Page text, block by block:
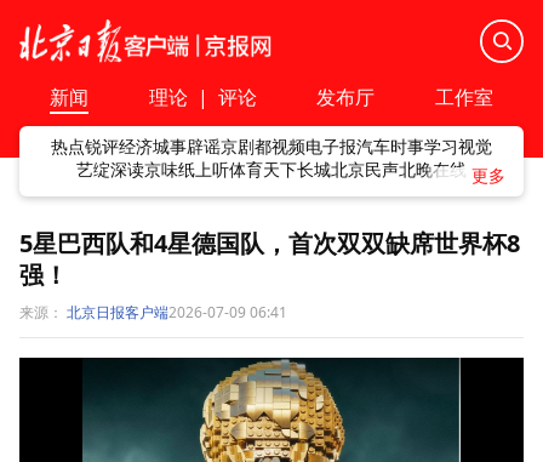
新闻 理论 | 评论 发布厅 工作室
热点锐评经济城事辟谣京剧都视频电子报汽车时事学习视觉
艺绽深读京味纸上听体育天下长城北京民声北晚在线
5星巴西队和4星德国队，首次双双缺席世界杯8
强！
来源： 北京日报客户端2026-07-09 06:41